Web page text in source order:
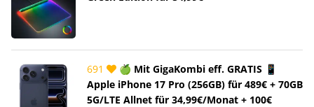
691
🍏 Mit GigaKombi eff. GRATIS 📱
Apple iPhone 17 Pro (256GB) für 489€ + 70GB
5G/LTE Allnet für 34,99€/Monat + 100€